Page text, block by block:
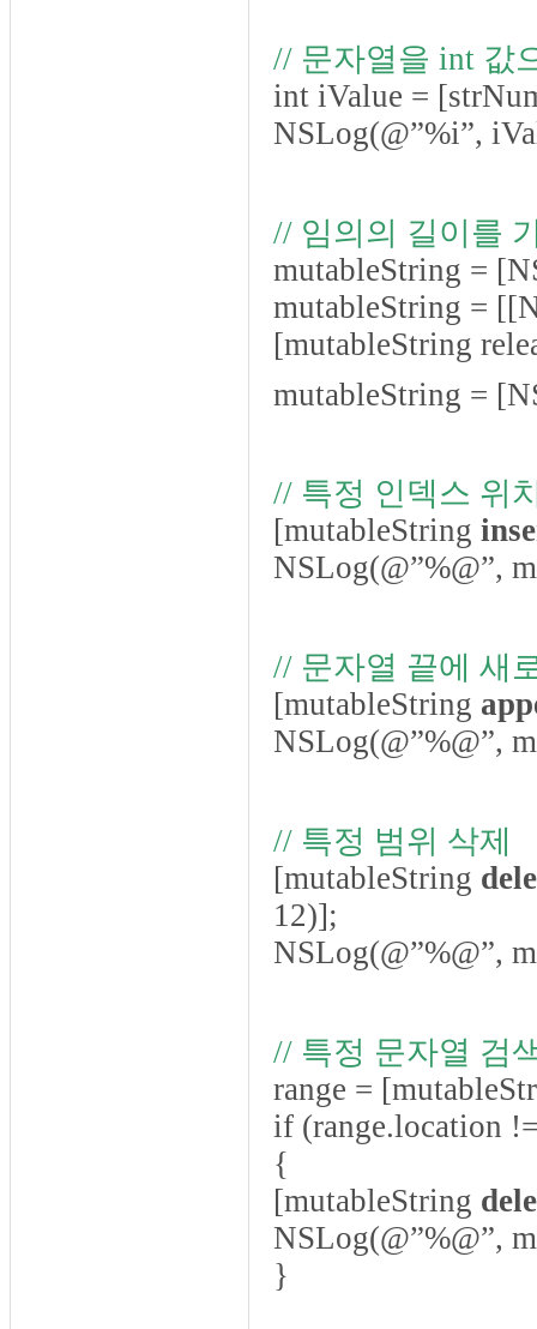
// 문자열을 int 값
int iValue =
NSLog(@”%i”,
// 임의의 길이를
mutableString =
mutableString =
[mutableString
mutableString =
// 특정 인덱스 위
[mutableString
NSLog(@”%@”,
// 문자열 끝에 새
[mutableString
NSLog(@”%@”,
// 특정 범위 삭제
[mutableString
12)];
NSLog(@”%@”,
// 특정 문자열 검
range =
if (range.location
{
[mutableString
NSLog(@”%@”,
}